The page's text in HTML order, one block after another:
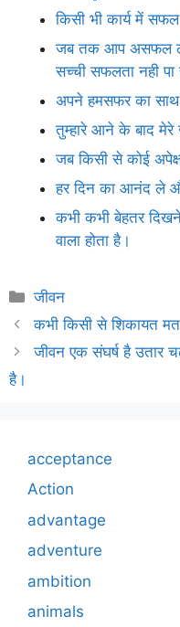
किसी भी कार्य में
जब तक आप असफल
सच्ची सफलता नही
अपने हमसफर का साथ
तुम्हारे आने के बाद मेरे
जब किसी से कोई
हर दिन का आनंद ले
कभी कभी बेहतर दिखने
वाला होता है।
Categories
जीवन
कभी किसी से शिकायत
जीवन एक संघर्ष है उतार
है।
acceptance
Action
advantage
adventure
ambition
animals